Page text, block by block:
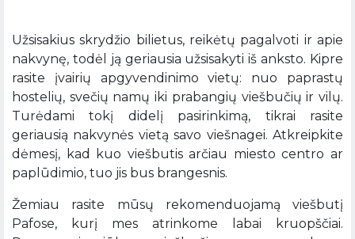
Užsisakius skrydžio bilietus, reikėtų pagalvoti ir apie
nakvynę, todėl ją geriausia užsisakyti iš anksto. Kipre
rasite įvairių apgyvendinimo vietų: nuo paprastų
hostelių, svečių namų iki prabangių viešbučių ir vilų.
Turėdami tokį didelį pasirinkimą, tikrai rasite
geriausią nakvynės vietą savo viešnagei. Atkreipkite
dėmesį, kad kuo viešbutis arčiau miesto centro ar
paplūdimio, tuo jis bus brangesnis.
Žemiau rasite mūsų rekomenduojamą viešbutį
Pafose, kurį mes atrinkome labai kruopščiai.